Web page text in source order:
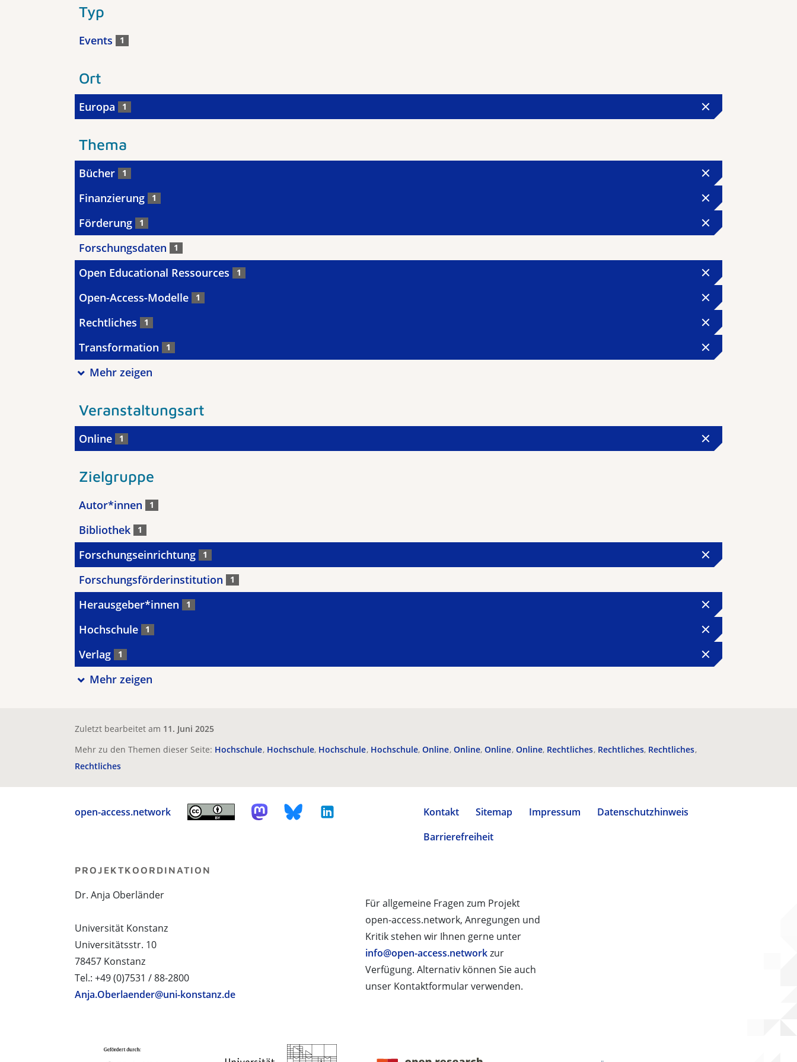
Typ
Events 1
Ort
Europa 1
Thema
Bücher 1
Finanzierung 1
Förderung 1
Forschungsdaten 1
Open Educational Ressources 1
Open-Access-Modelle 1
Rechtliches 1
Transformation 1
Mehr zeigen
Veranstaltungsart
Online 1
Zielgruppe
Autor*innen 1
Bibliothek 1
Forschungseinrichtung 1
Forschungsförderinstitution 1
Herausgeber*innen 1
Hochschule 1
Verlag 1
Mehr zeigen
Zuletzt bearbeitet am 11. Juni 2025
Mehr zu den Themen dieser Seite: Hochschule Hochschule Hochschule Hochschule Online Online Online Online Rechtliches Rechtliches Rechtliches
Rechtliches
open-access.network Kontakt Sitemap Impressum
Datenschutzhinweis
Barrierefreiheit
Für allgemeine Fragen zum Projekt
open-access.network, Anregungen und
Kritik stehen wir Ihnen gerne unter
info@open-access.networkzur
Verfügung. Alternativ können Sie auch
unser Kontaktformular verwenden.
PROJEKTKOORDINATION
Dr. Anja Oberländer
Universität Konstanz
Universitätsstr. 10
78457 Konstanz
Tel.: +49 (0)7531 / 88-2800
Anja.Oberlaender@uni-konstanz.de